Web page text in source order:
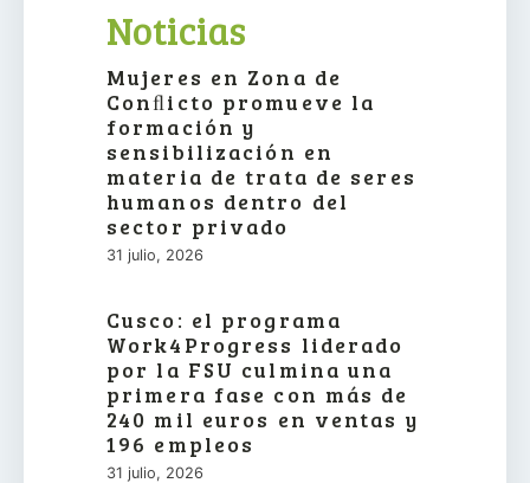
Noticias
Mujeres en Zona de
Conﬂicto promueve la
formación y
sensibilización en
materia de trata de seres
humanos dentro del
sector privado
31 julio, 2026
Cusco: el programa
Work4Progress liderado
por la FSU culmina una
primera fase con más de
240 mil euros en ventas y
196 empleos
31 julio, 2026